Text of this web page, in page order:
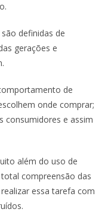
definidas de
gerações e
de
onde comprar;
consumidores e assim
além do uso de
compreensão das
essa tarefa com